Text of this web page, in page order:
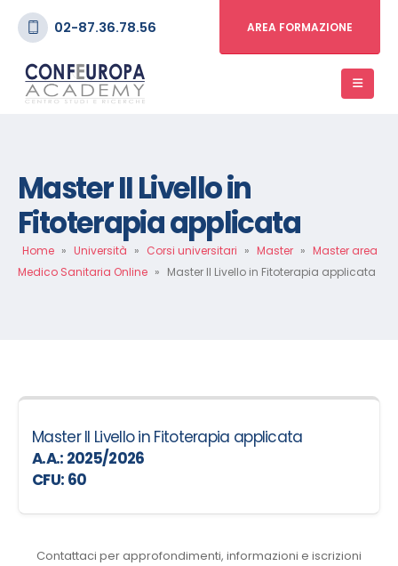
02-87.36.78.56 AREA FORMAZIONE
Master II Livello in
Fitoterapia applicata
Home » Università » Corsi universitari » Master » Master area
Medico Sanitaria Online » Master II Livello in Fitoterapia applicata
Master II Livello in Fitoterapia applicata
A.A.: 2025/2026
CFU: 60
Contattaci per approfondimenti, informazioni e iscrizioni